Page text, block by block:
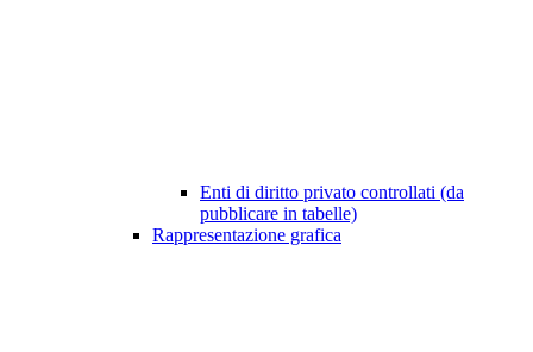
Enti di diritto privato controllati (da
pubblicare in tabelle)
Rappresentazione grafica